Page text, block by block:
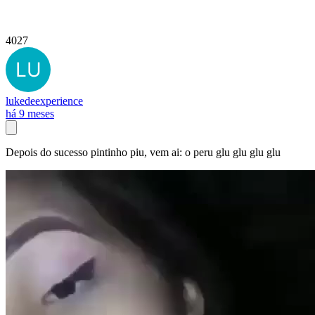
4027
lukedeexperience
há 9 meses
Depois do sucesso pintinho piu, vem ai: o peru glu glu glu glu